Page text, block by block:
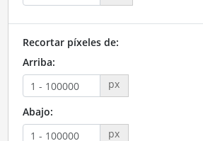
Recortar píxeles de:
Arriba:
px
Abajo:
px